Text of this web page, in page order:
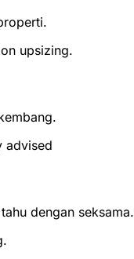
upsizing.
advised
dengan seksama.